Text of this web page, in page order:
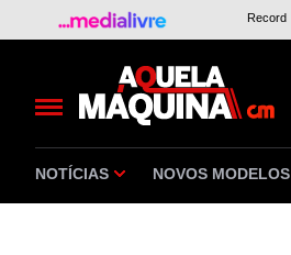
NOTÍCIAS NOVOS MODELOS